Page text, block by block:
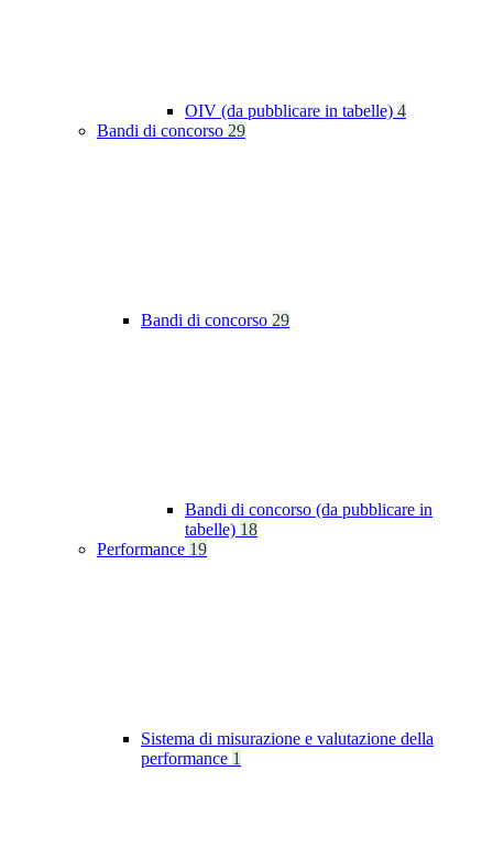
OIV (da pubblicare in tabelle) 4
Bandi di concorso 29
Bandi di concorso 29
Bandi di concorso (da pubblicare in
tabelle) 18
Performance 19
Sistema di misurazione e valutazione della
performance 1